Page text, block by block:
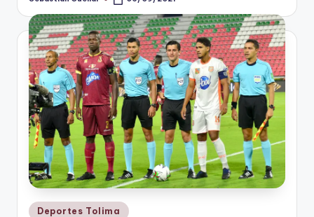
Publicado
Publicado
Deportes Tolima